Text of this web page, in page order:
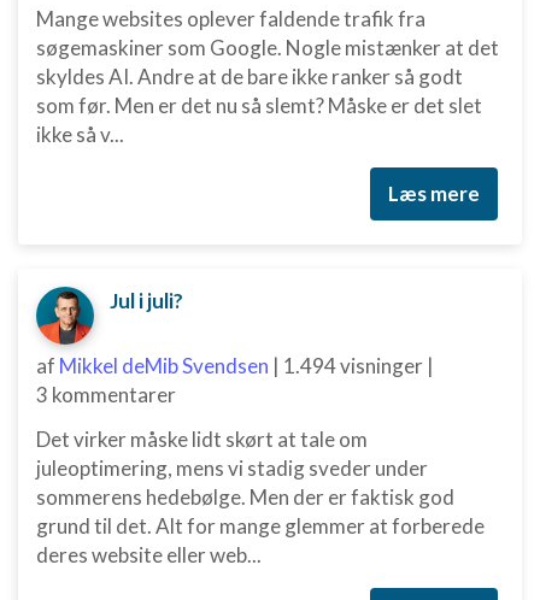
Mange websites oplever faldende trafik fra
søgemaskiner som Google. Nogle mistænker at det
skyldes AI. Andre at de bare ikke ranker så godt
som før. Men er det nu så slemt? Måske er det slet
ikke så v...
Læs mere
Jul i juli?
af Mikkel deMib Svendsen | 1.494 visninger |
3 kommentarer
Det virker måske lidt skørt at tale om
juleoptimering, mens vi stadig sveder under
sommerens hedebølge. Men der er faktisk god
grund til det. Alt for mange glemmer at forberede
deres website eller web...